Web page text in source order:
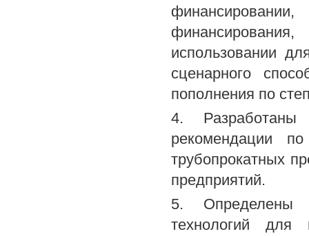
использовании
сценарного
пополнения по
4. Разработаны
рекомендации
трубопрокатных
предприятий.
5. Определены
технологий для